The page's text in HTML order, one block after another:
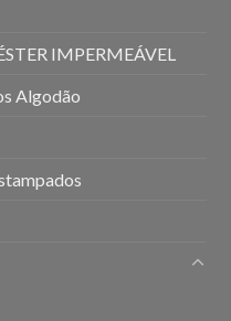
IMPERMEÁVEL
Algodão